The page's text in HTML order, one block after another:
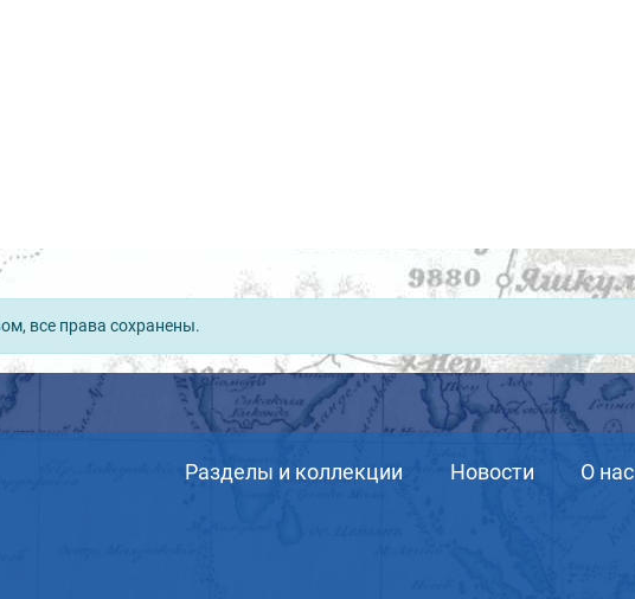
все права сохранены.
Разделы и коллекции Новости О нас